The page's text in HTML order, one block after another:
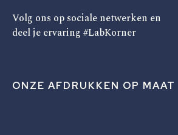
ONZE AFDRUKKEN OP MAAT
Volg ons op sociale netwerken en
deel je ervaring #LabKorner